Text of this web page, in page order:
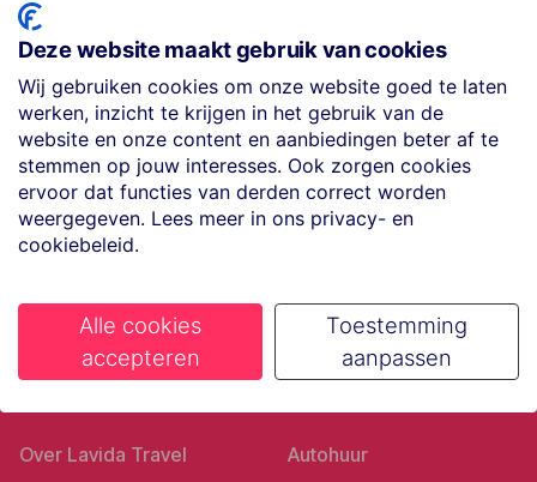
Volg ons op social media
Ons bedrijf
Over Lavida Travel
Goed voorbereid
Autohuur
Deze website maakt gebruik van cookies
Wij gebruiken cookies om onze website goed te laten
werken, inzicht te krijgen in het gebruik van de
website en onze content en aanbiedingen beter af te
stemmen op jouw interesses. Ook zorgen cookies
ervoor dat functies van derden correct worden
weergegeven. Lees meer in ons privacy- en
cookiebeleid.
Alle cookies
accepteren
Toestemming
aanpassen